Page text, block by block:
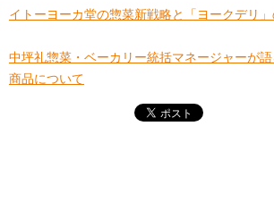
イトーヨーカ堂の惣菜新戦略と「ヨークデリ
中坪礼惣菜・ベーカリー統括マネージャーが
商品について